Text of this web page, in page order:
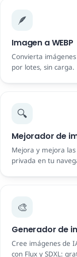
🪶
Imagen a WEBP
Convierta
por lotes, sin carga.
🔍
Mejorador de
Mejora y mejora
privada en tu
🎨
Generador de
Cree imágenes de
con Flux y SDXL: